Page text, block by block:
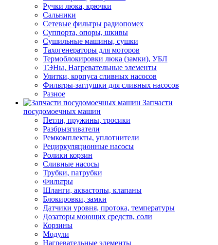
Ручки люка, крючки
Сальники
Сетевые фильтры радиопомех
Суппорта, опоры, шкивы
Сушильные машины, сушки
Тахогенераторы для моторов
Термоблокировки люка (замки), УБЛ
ТЭНы, Нагревательные элементы
Улитки, корпуса сливных насосов
Фильтры-заглушки для сливных насосов
Разное
Запчасти
посудомоечных машин
Петли, пружины, тросики
Разбрызгиватели
Ремкомплекты, уплотнители
Рециркуляционные насосы
Ролики корзин
Сливные насосы
Трубки, патрубки
Фильтры
Шланги, аквастопы, клапаны
Блокировки, замки
Датчики уровня, протока, температуры
Дозаторы моющих средств, соли
Корзины
Модули
Нагревательные элементы